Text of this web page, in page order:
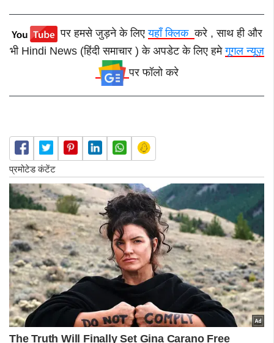
पर हमसे जुड़ने के लिएयहाँ क्लिककरे , साथ ही और
भी Hindi News (हिंदी समाचार ) के अपडेट के लिए हमेगूगल न्यूज़
पर फॉलो करे